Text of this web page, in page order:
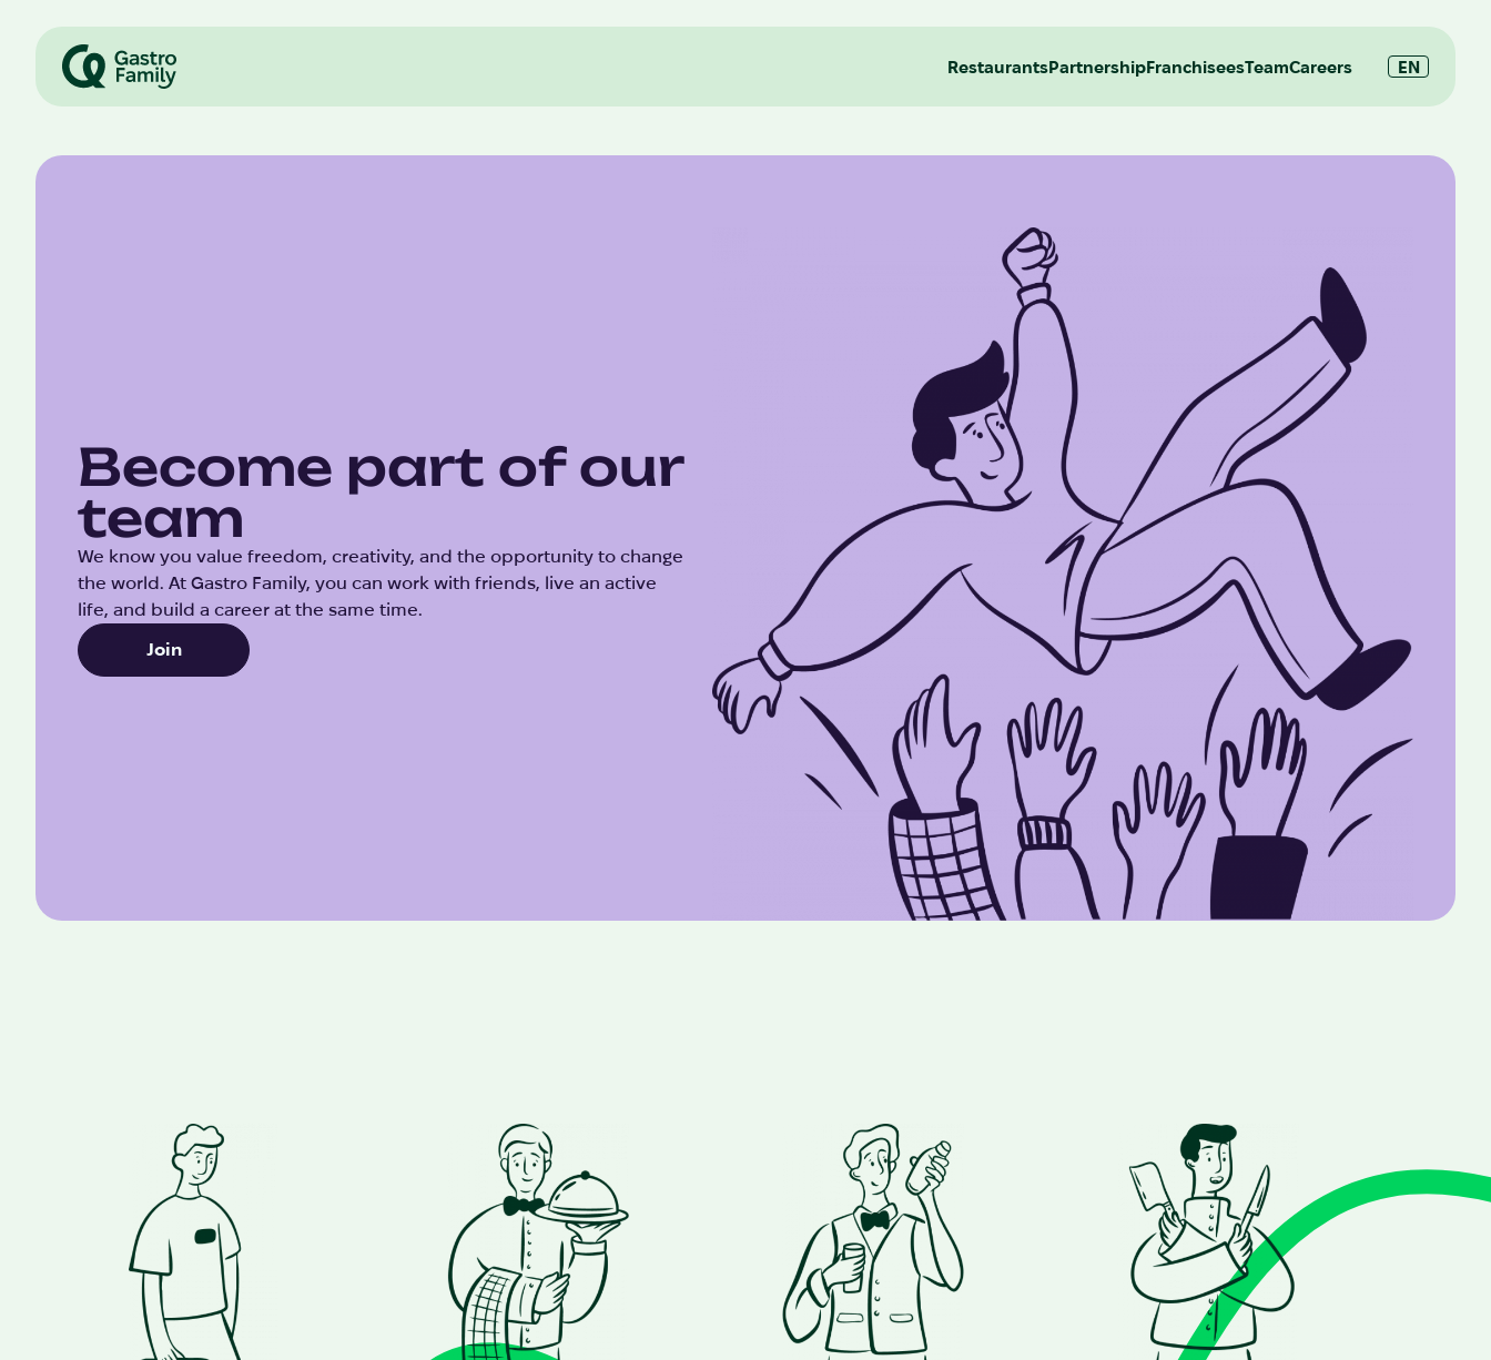
RestaurantsPartnershipFranchiseesTeamCareers EN
Become part of our
team
We know you value freedom, creativity, and the opportunity to change
the world. At Gastro Family, you can work with friends, live an active
life, and build a career at the same time.
Join